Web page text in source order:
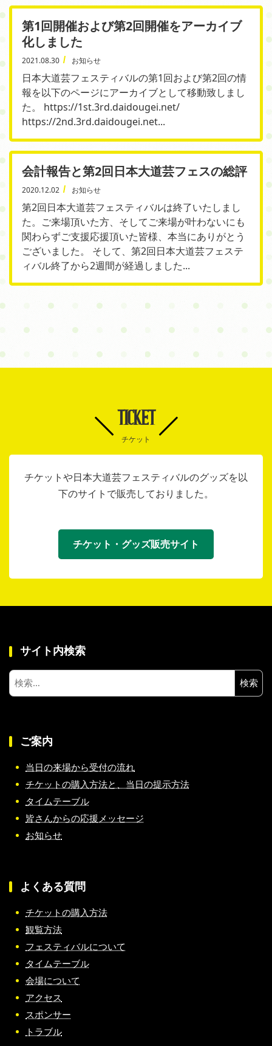
第1回開催および第2回開催をアーカイブ
化しました
2021.08.30 お知らせ
日本大道芸フェスティバルの第1回および第2回の情
報を以下のページにアーカイブとして移動致しまし
た。 https://1st.3rd.daidougei.net/
https://2nd.3rd.daidougei.net...
会計報告と第2回日本大道芸フェスの総評
2020.12.02 お知らせ
第2回日本大道芸フェスティバルは終了いたしまし
た。ご来場頂いた方、そしてご来場が叶わないにも
関わらずご支援応援頂いた皆様、本当にありがとう
ございました。 そして、第2回日本大道芸フェステ
ィバル終了から2週間が経過しました...
TICKET
チケット
チケットや日本大道芸フェスティバルのグッズを以
下のサイトで販売しておりました。
チケット・グッズ販売サイト
サイト内検索
検
索:
ご案内
当日の来場から受付の流れ
チケットの購入方法と、当日の提示方法
タイムテーブル
皆さんからの応援メッセージ
お知らせ
よくある質問
チケットの購入方法
観覧方法
フェスティバルについて
タイムテーブル
会場について
アクセス
スポンサー
トラブル